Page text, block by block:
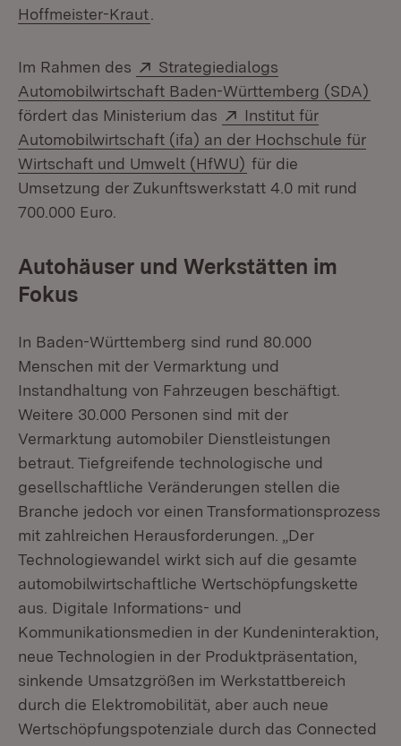
Hoffmeister-Kraut
Im Rahmen des Extern:
Strategiedialogs
Automobilwirtschaft Baden-Württemberg (SDA)
fördert das Ministerium das
Extern:
Institut für
Automobilwirtschaft (ifa) an der Hochschule für
Wirtschaft und Umwelt (HfWU) (Öffnet in neuem
für die
Umsetzung der Zukunftswerkstatt 4.0 mit rund
700.000 Euro.
Autohäuser und Werkstätten im
Fokus
In Baden-Württemberg sind rund 80.000
Menschen mit der Vermarktung und
Instandhaltung von Fahrzeugen beschäftigt.
Weitere 30.000 Personen sind mit der
Vermarktung automobiler Dienstleistungen
betraut. Tiefgreifende technologische und
gesellschaftliche Veränderungen stellen die
Branche jedoch vor einen Transformationsprozess
mit zahlreichen Herausforderungen. „Der
Technologiewandel wirkt sich auf die gesamte
automobilwirtschaftliche Wertschöpfungskette
aus. Digitale Informations- und
Kommunikationsmedien in der Kundeninteraktion,
neue Technologien in der Produktpräsentation,
sinkende Umsatzgrößen im Werkstattbereich
durch die Elektromobilität, aber auch neue
Wertschöpfungspotenziale durch das Connected